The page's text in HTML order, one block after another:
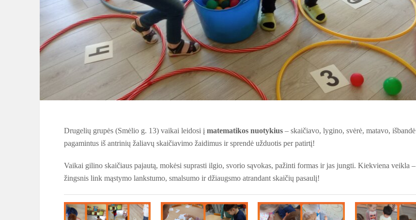
Drugelių grupės (Smėlio g. 13) vaikai leidosi į matematikos nuotykius – skaičiavo, lygino, svėrė, matavo, išbandė
pagamintus iš antrinių žaliavų skaičiavimo žaidimus ir sprendė užduotis per patirtį!
Vaikai gilino skaičiaus pajautą, mokėsi suprasti ilgio, svorio sąvokas, pažinti formas ir jas jungti. Kiekviena veikla –
žingsnis link mąstymo lankstumo, smalsumo ir džiaugsmo atrandant skaičių pasaulį!